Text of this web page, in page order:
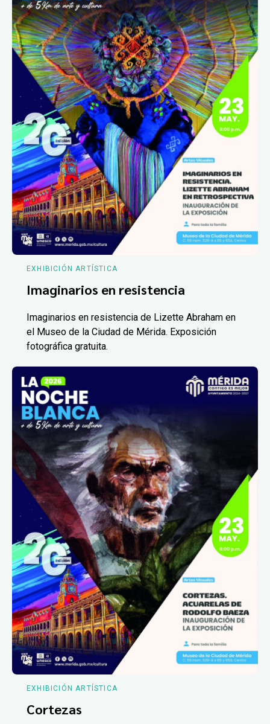
EXHIBICIÓN ARTÍSTICA
Imaginarios en resistencia
Imaginarios en resistencia de Lizette Abraham en
el Museo de la Ciudad de Mérida. Exposición
fotográfica gratuita.
EXHIBICIÓN ARTÍSTICA
Cortezas